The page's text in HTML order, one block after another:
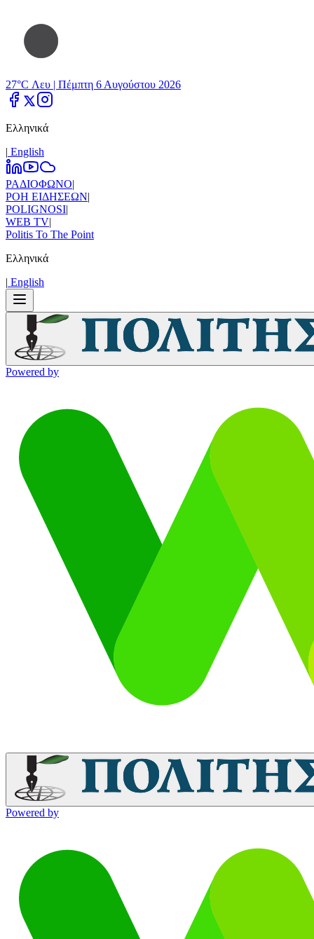
27°C Λευ | Πέμπτη 6 Αυγούστου 2026
Ελληνικά
| Εnglish
ΡΑΔΙΟΦΩΝΟ|
ΡΟΗ ΕΙΔΗΣΕΩΝ|
POLIGNOSI|
WEB TV|
Politis To The Point
Ελληνικά
| Εnglish
Powered by
Powered by